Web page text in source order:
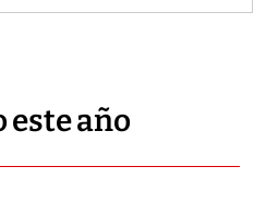
este año